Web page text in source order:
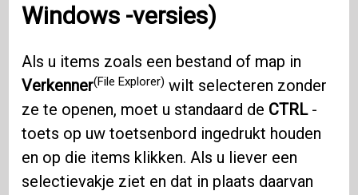
Windows -versies)
Als u items zoals een bestand of map in
Verkenner(File Explorer) wilt selecteren zonder
ze te openen, moet u standaard de CTRL-
toets op uw toetsenbord ingedrukt houden
en op die items klikken. Als u liever een
selectievakje ziet en dat in plaats daarvan